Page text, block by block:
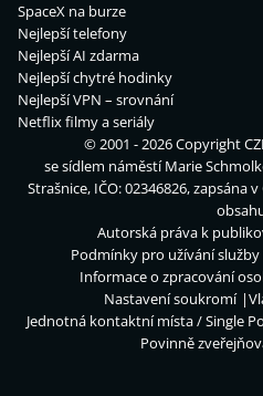
SpaceX na burze
Nejlepší telefony
Nejlepší AI zdarma
Nejlepší chytré hodinky
Nejlepší VPN – srovnání
Netflix filmy a seriály
© 2001 - 2026 Copyright
se sídlem náměstí Marie
Strašnice, IČO: 02346826, zapsána
Autorská práva k
Podmínky pro užívání
Informace o zpracování
Nastavení soukromí
Jednotná kontaktní místa / Single
Povinně